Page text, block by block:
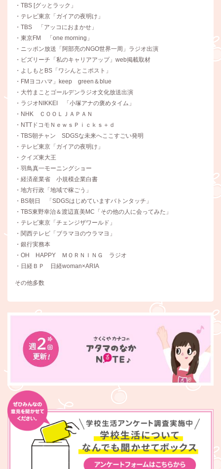
・TBS [グッとラック」
・テレビ東京「ガイアの夜明け」
・TBS 「アッコにおまかせ」
・東京FM 「one morning」
・ニッポン放送「阿部亮のNGO世界一周」ラジオ出演
・ビズリーチ「私のキャリアアップ」web掲載取材
・よしもとBS「ワシんとこポスト」
・FMヨコハマ」keep green＆blue
・大竹まことゴールデンラジオ文化放送出演
・ラジオNIKKEI 「小塚アナの褒めタイム」
・NHK ＣＯＯＬＪＡＰＡＮ
・NTTドコモＮｅｗｓＰｉｃｋｓ＋ｄ
・TBS朝チャン SDGSな未来へここすごい発明
・テレビ東京「ガイアの夜明け」
・クイズ東大王
・羽鳥真一モーニングショー
・経済産業省 小規模企業白書
・地方行政「地域で稼ごう」
・BS朝日 「SDGSはじめていますバトンタッチ」
・TBS東野幸治＆渡辺直美MC「その他の人に会ってみた」
・テレビ東京「チェンジザワールド」
・関西テレビ「ブラマヨのウラマヨ」
・銀行実務本
・OH HAPPY ＭＯＲＮＩＮＧ ラジオ
・日経ＢＰ 日経woman×ARIA
その他多数